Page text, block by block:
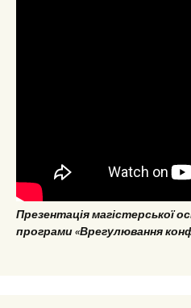
Презентація магістерської
програми «Врегулювання